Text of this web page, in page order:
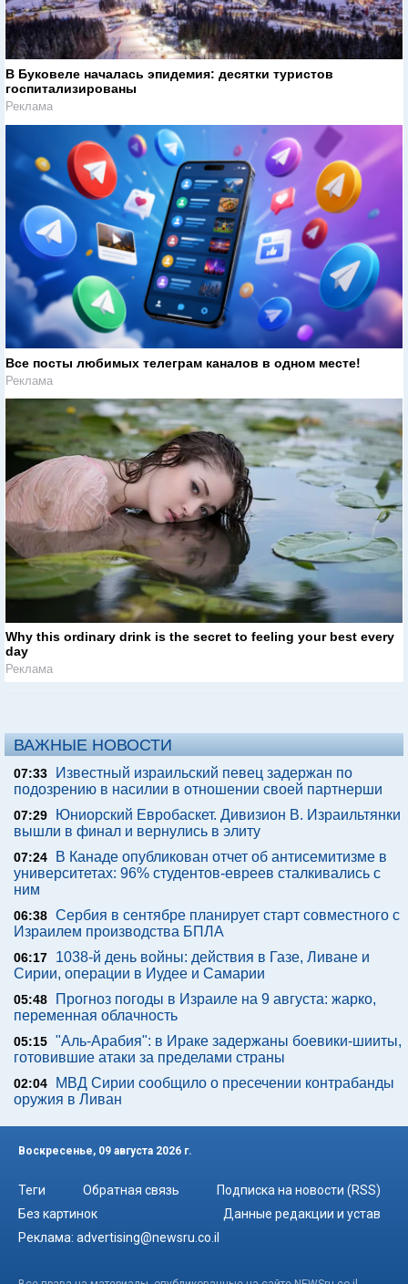
В Буковеле началась эпидемия: десятки туристов
госпитализированы
Реклама
Все посты любимых телеграм каналов в одном месте!
Реклама
Why this ordinary drink is the secret to feeling your best every
day
Реклама
ВАЖНЫЕ НОВОСТИ
07:33
Известный израильский певец задержан по
подозрению в насилии в отношении своей партнерши
07:29
Юниорский Евробаскет. Дивизион В. Израильтянки
вышли в финал и вернулись в элиту
07:24
В Канаде опубликован отчет об антисемитизме в
университетах: 96% студентов-евреев сталкивались с
ним
06:38 Сербия в сентябре планирует старт совместного с
Израилем производства БПЛА
06:17
1038-й день войны: действия в Газе, Ливане и
Сирии, операции в Иудее и Самарии
05:48
Прогноз погоды в Израиле на 9 августа: жарко,
переменная облачность
05:15 "Аль-Арабия": в Ираке задержаны боевики-шииты,
готовившие атаки за пределами страны
02:04
МВД Сирии сообщило о пресечении контрабанды
оружия в Ливан
Воскресенье, 09 августа 2026 г.
Теги Обратная связь
Подписка на новости (RSS)
Без картинок
Данные редакции и устав
Реклама: advertising@newsru.co.il